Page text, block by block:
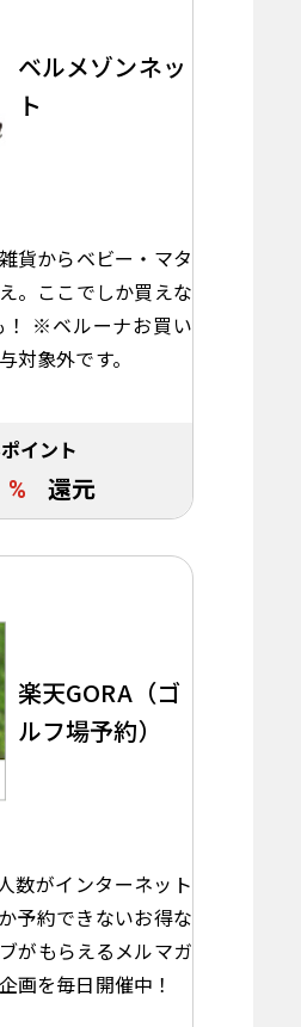
ベルメゾンネッ
ト
貨からベビー・マタ
。ここでしか買えな
！ ※ベルーナお買い
対象外です。
イント
% 還元
楽天GORA（ゴ
ルフ場予約）
数がインターネット
予約できないお得な
がもらえるメルマガ
画を毎日開催中！